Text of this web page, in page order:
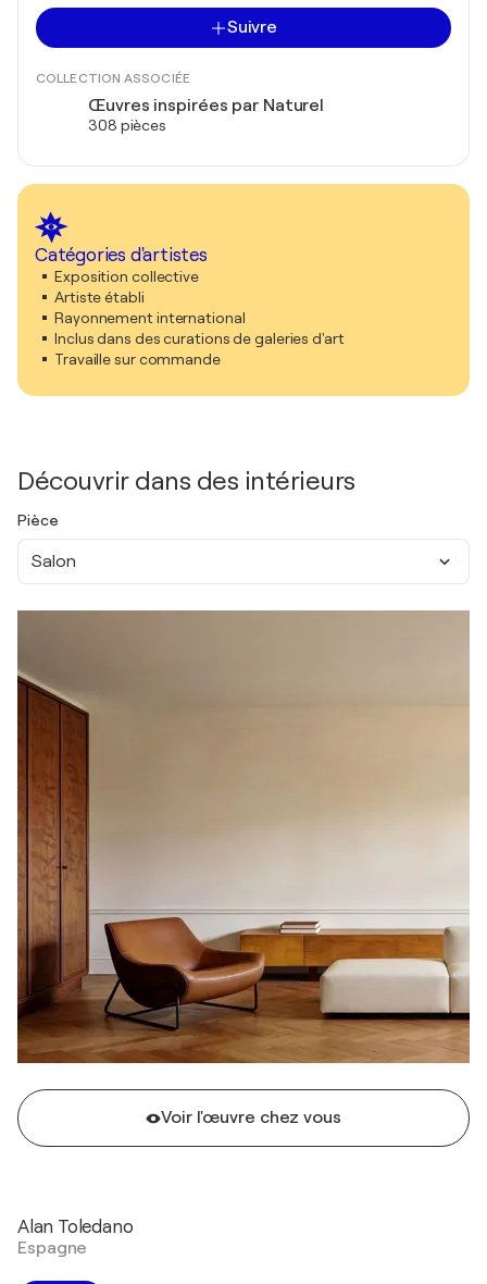
Suivre
COLLECTION ASSOCIÉE
Œuvres inspirées par Naturel
308 pièces
Catégories d'artistes
Exposition collective
Artiste établi
Rayonnement international
Inclus dans des curations de galeries d'art
Travaille sur commande
Découvrir dans des intérieurs
Pièce
Salon
Voir l'œuvre chez vous
Alan Toledano
Espagne